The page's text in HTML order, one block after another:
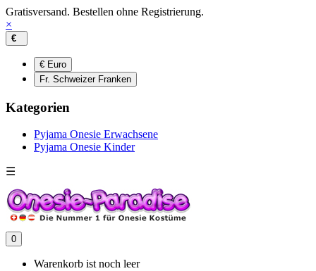
Gratisversand. Bestellen ohne Registrierung.
×
€
€ Euro
Fr. Schweizer Franken
Kategorien
Pyjama Onesie Erwachsene
Pyjama Onesie Kinder
☰
0
Warenkorb ist noch leer